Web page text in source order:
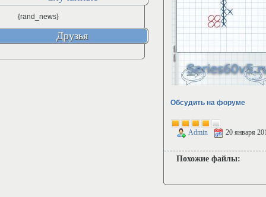
Обсудить на форуме
Admin 20 января
Похожие файлы:
{rand_news}
Друзья